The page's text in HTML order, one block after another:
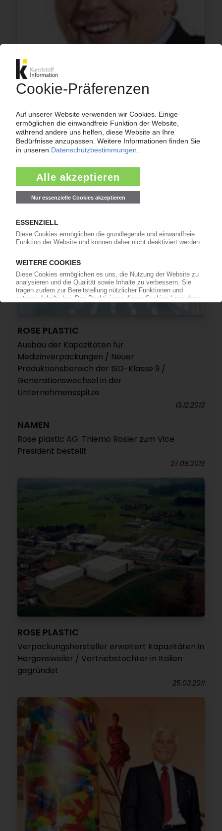
ROSE PLASTIC
Thiemo Rösler wird Alleinvorstand
NAMEN
Rose Plastic: Christiansen in den Vorstand
bestellt
ROSE PLASTIC
Ausbau der Kapazitäten für
Medizinverpackungen / Neuer
Produktionsbereich der ISO-Klasse 9 /
Generationswechsel in der
Unternehmensspitze
13.12.2013
NAMEN
Rose plastic AG: Thiemo Rösler zum Vice
President bestellt
27.08.2013
ROSE PLASTIC
Verpackungshersteller erweitert Kapazitäten in
Hergensweiler / Vertriebstochter in Italien
gegründet
25.03.2011